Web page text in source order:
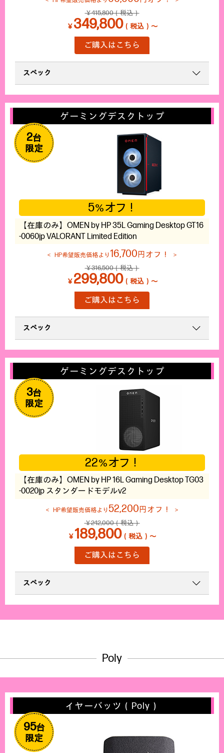
￥415,800（税込）
￥349,800（税込）～
ご購入はこちら
スペック
ゲーミングデスクトップ
2台
限定
5％オフ！
【在庫のみ】OMEN by HP 35L Gaming Desktop GT16
-0060jp VALORANT Limited Edition
HP希望販売価格より16,700 円オフ！
￥316,500（税込）
￥299,800（税込）～
ご購入はこちら
スペック
ゲーミングデスクトップ
3台
限定
22％オフ！
【在庫のみ】OMEN by HP 16L Gaming Desktop TG03
-0020jp スタンダードモデルv2
HP希望販売価格より 52,200 円オフ！
￥242,000（税込）
￥189,800（税込）～
ご購入はこちら
スペック
Poly
イヤーバッツ（Poly）
95台
限定